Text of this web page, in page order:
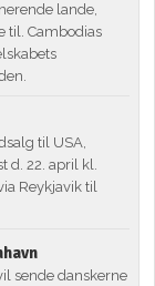
lande,
til. Cambodias
til USA,
d. 22. april kl.
Reykjavik til
sende danskerne